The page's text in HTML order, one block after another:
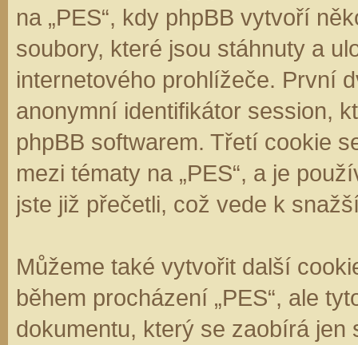
na „PES“, kdy phpBB vytvoří
soubory, které jsou stáhnuty a
internetového prohlížeče. První
anonymní identifikátor session,
phpBB softwarem. Třetí cookie
mezi tématy na „PES“, a je
jste již přečetli, což vede k
Můžeme také vytvořit další
během procházení „PES“, ale
dokumentu, který se zaobírá jen